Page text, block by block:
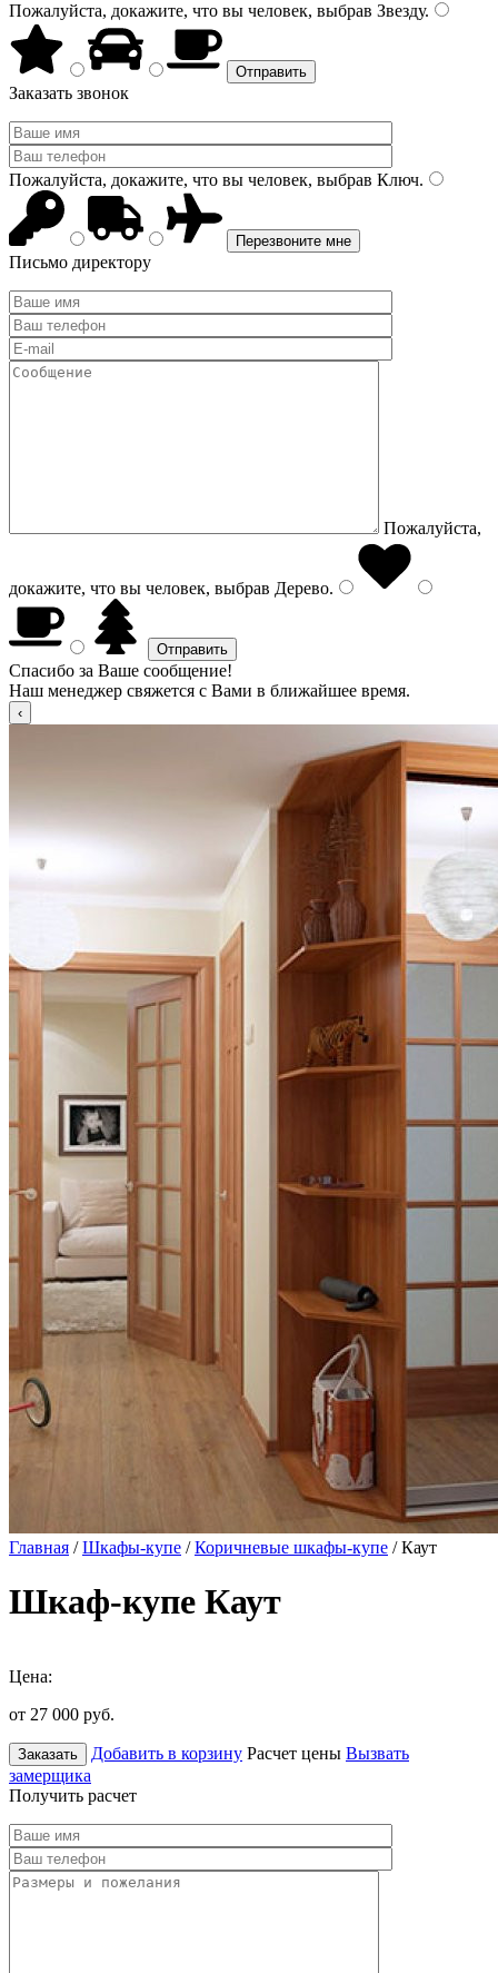
Пожалуйста, докажите, что вы человек, выбрав Звезду.
Заказать звонок
Пожалуйста, докажите, что вы человек, выбрав Ключ.
Письмо директору
Пожалуйста,
докажите, что вы человек, выбрав Дерево.
Спасибо за Ваше сообщение!
Наш менеджер свяжется с Вами в ближайшее время.
Главная /Шкафы-купе /Коричневые шкафы-купе / Каут
Шкаф-купе Каут
Цена:
от 27 000 руб.
Заказать Добавить в корзину Расчет цены Вызвать
замерщика
Получить расчет